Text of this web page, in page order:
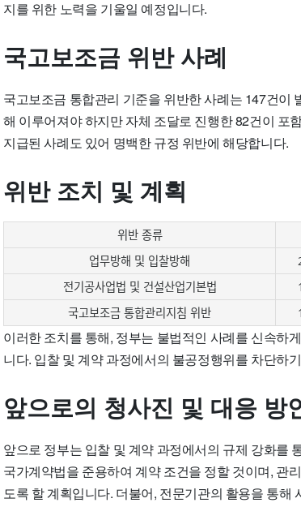
지를 위한 노력을 기울일 예정입니다.
국고보조금 위반 사례
국고보조금 통합관리 기준을 위반한 사례는 147건이
해 이루어져야 하지만 자체 조달로 진행한 82건이 포
지급된 사례도 있어 명백한 규정 위반에 해당합니다.
위반 조치 및 계획
위반 종류
업무방해 및 입찰방해
전기공사업법 및 건설산업기본법
국고보조금 통합관리지침 위반
이러한 조치를 통해, 정부는 불법적인 사례를 신속하
니다. 입찰 및 계약 과정에서의 불공정행위를 차단하
앞으로의 청사진 및 대응 방
앞으로 정부는 입찰 및 계약 과정에서의 규제 강화를
국가계약법을 준용하여 계약 조건을 정할 것이며, 관
도록 할 계획입니다. 더불어, 전문기관의 활용을 통해